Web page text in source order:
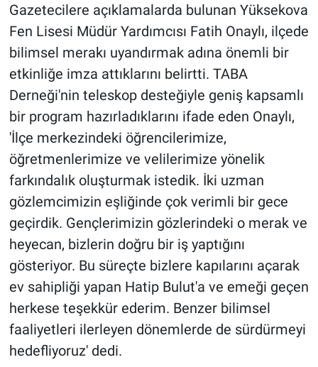
Gazetecilere açıklamalarda bulunan Yüksekova
Fen Lisesi Müdür Yardımcısı Fatih Onaylı, ilçede
bilimsel merakı uyandırmak adına önemli bir
etkinliğe imza attıklarını belirtti. TABA
Derneği'nin teleskop desteğiyle geniş kapsamlı
bir program hazırladıklarını ifade eden Onaylı,
'İlçe merkezindeki öğrencilerimize,
öğretmenlerimize ve velilerimize yönelik
farkındalık oluşturmak istedik. İki uzman
gözlemcimizin eşliğinde çok verimli bir gece
geçirdik. Gençlerimizin gözlerindeki o merak ve
heyecan, bizlerin doğru bir iş yaptığını
gösteriyor. Bu süreçte bizlere kapılarını açarak
ev sahipliği yapan Hatip Bulut'a ve emeği geçen
herkese teşekkür ederim. Benzer bilimsel
faaliyetleri ilerleyen dönemlerde de sürdürmeyi
hedefliyoruz' dedi.